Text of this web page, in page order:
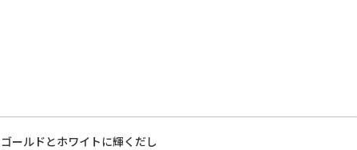
ゴールドとホワイトに輝くだし